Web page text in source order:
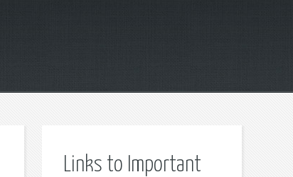
Links to Important